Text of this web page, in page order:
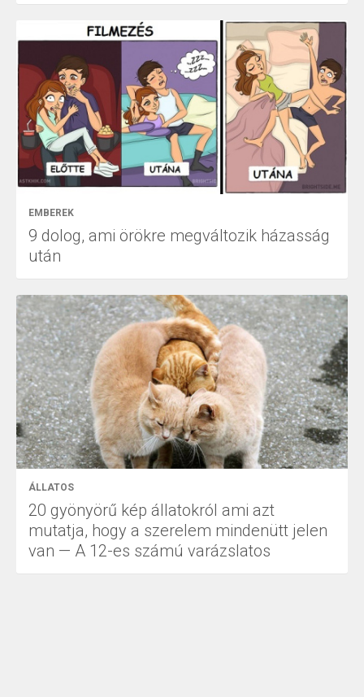
EMBEREK
9 dolog, ami örökre megváltozik házasság
után
ÁLLATOS
20 gyönyörű kép állatokról ami azt
mutatja, hogy a szerelem mindenütt jelen
van — A 12-es számú varázslatos